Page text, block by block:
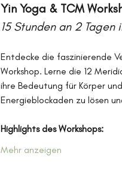
Yin Yoga & TCM
15 Stunden an 2 Tagen
Entdecke die faszinierende
Workshop. Lerne die 12
ihre Bedeutung für Körper
Energieblockaden zu lösen
Highlights des Workshops:
Mehr anzeigen